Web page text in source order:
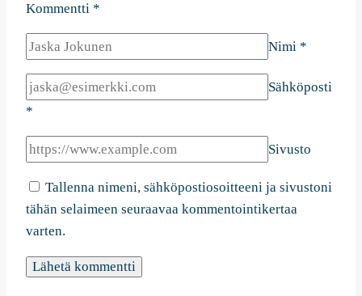
Kommentti *
Nimi *
Sähköposti
*
Sivusto
Tallenna nimeni, sähköpostiosoitteeni ja sivustoni
tähän selaimeen seuraavaa kommentointikertaa
varten.